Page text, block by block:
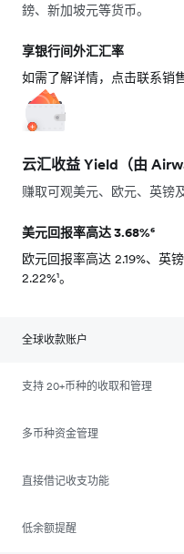
鎊、新加坡元等货币。
享银行间外汇汇率
如需了解详情，点击联系销
云汇收益 Yield（由
赚取可观美元、欧元、英镑
美元回报率高达 3.68%⁶
欧元回报率高达 2.19%、英
2.22%¹。
全球收款账户
支持 20+币种的收取和管理
多币种资金管理
直接借记收支功能
低余额提醒